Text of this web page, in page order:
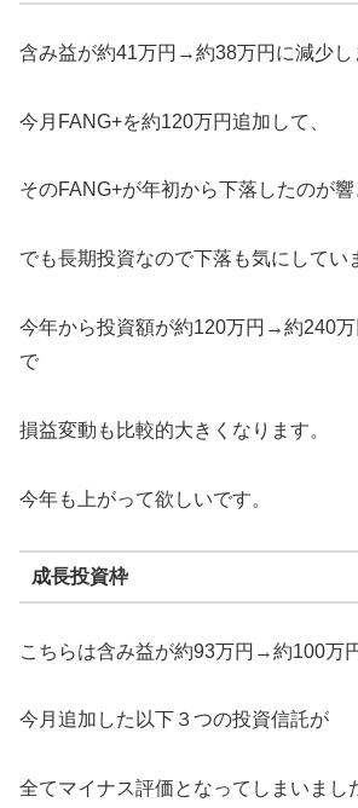
含み益が約41万円→約38万円に減少し
今月FANG+を約120万円追加して、
そのFANG+が年初から下落したのが響
でも長期投資なので下落も気にしてい
今年から投資額が約120万円→約240
で
損益変動も比較的大きくなります。
今年も上がって欲しいです。
成長投資枠
こちらは含み益が約93万円→約100万
今月追加した以下３つの投資信託が
全てマイナス評価となってしまいまし